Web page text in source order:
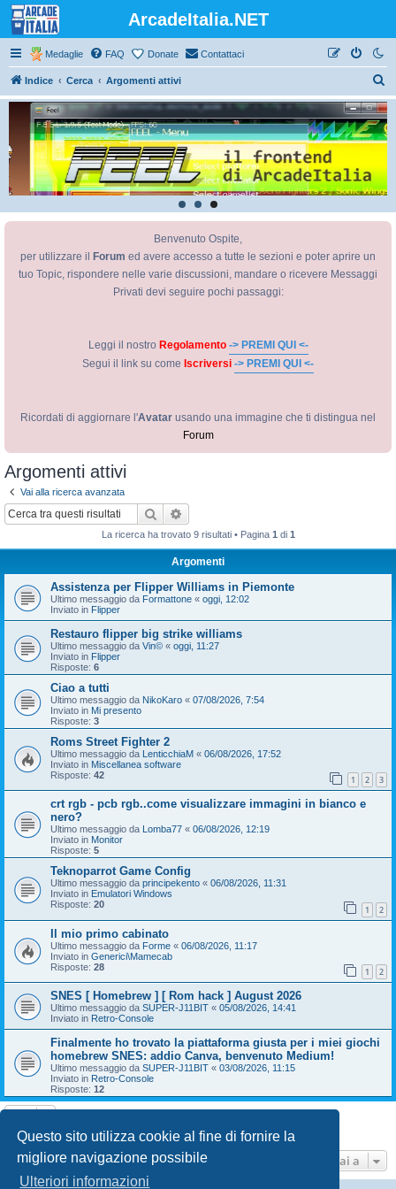
Questo sito utilizza cookie al fine di fornire la
migliore navigazione possibile
Ulteriori informazioni
ArcadeItalia.NET
Medaglie FAQ Donate Contattaci
Indice Cerca Argomenti attivi
e
r
c
Benvenuto Ospite,
per utilizzare il
Forum ed avere accesso a tutte le sezioni e poter aprire un
tuo Topic, rispondere nelle varie discussioni, mandare o ricevere Messaggi
Privati devi seguire pochi passaggi:
Leggi il nostro Regolamento -> PREMI QUI <-
Segui il link su come Iscriversi -> PREMI QUI <-
Ricordati di aggiornare l'Avatar usando una immagine che ti distingua nel
Forum
Argomenti attivi
Vai alla ricerca avanzata
Cerca
La ricerca ha trovato 9 risultati • Pagina 1 di 1
Argomenti
Assistenza per Flipper Williams in Piemonte
Ultimo messaggio da Formattone « oggi, 12:02
Inviato in Flipper
Restauro flipper big strike williams
Ultimo messaggio da Vin© « oggi, 11:27
Inviato in Flipper
Risposte: 6
Ciao a tutti
Ultimo messaggio da NikoKaro « 07/08/2026, 7:54
Inviato in Mi presento
Risposte: 3
Roms Street Fighter 2
Ultimo messaggio da LenticchiaM « 06/08/2026, 17:52
Inviato in Miscellanea software
Risposte: 42 1 2 3
crt rgb - pcb rgb..come visualizzare immagini in bianco e
nero?
Ultimo messaggio da Lomba77 « 06/08/2026, 12:19
Inviato in Monitor
Risposte: 5
Teknoparrot Game Config
Ultimo messaggio da principekento « 06/08/2026, 11:31
Inviato in Emulatori Windows
Risposte: 20 1 2
Il mio primo cabinato
Ultimo messaggio da Forme « 06/08/2026, 11:17
Inviato in Generici\Mamecab
Risposte: 28 1 2
SNES [ Homebrew ] [ Rom hack ] August 2026
Ultimo messaggio da SUPER-J11BIT « 05/08/2026, 14:41
Inviato in Retro-Console
Finalmente ho trovato la piattaforma giusta per i miei giochi
homebrew SNES: addio Canva, benvenuto Medium!
Ultimo messaggio da SUPER-J11BIT « 03/08/2026, 11:15
Inviato in Retro-Console
Risposte: 12
La ricerca ha trovato 9 risultati • Pagina1di1
Vai a